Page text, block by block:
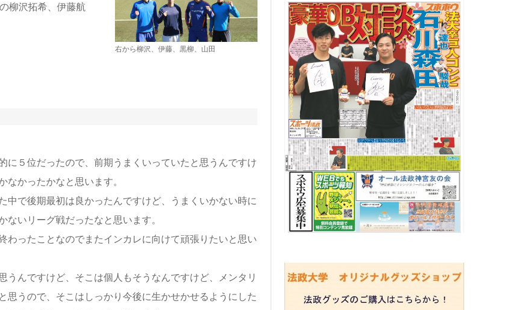
柳沢拓希、伊藤航
右から柳沢、伊藤、黒柳、山田
に５位だったので、前期うまくいっていたと思うんですけ
なかったかなと思います。
で後期最初は良かったんですけど、うまくいかない時に
いリーグ戦だったなと思います。
ったことなのでまたインカレに向けて頑張りたいと思い
うんですけど、そこは個人もそうなんですけど、メンタリ
うので、そこはしっかり今後に生かせかせるようにした